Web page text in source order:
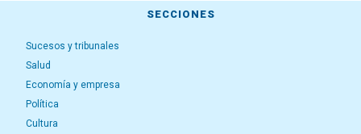
SECCIONES
Sucesos y tribunales
Salud
Economía y empresa
Política
Cultura